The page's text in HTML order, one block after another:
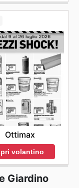
Ottimax
volantino
Giardino